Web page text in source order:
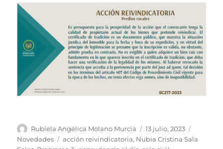
Autor
Rubiela Angélica Molano Murcia
Publicado
el
13 julio, 2023
Novedades
Etiquetas
acción reivindicatoria, Nubia Cristina Sala